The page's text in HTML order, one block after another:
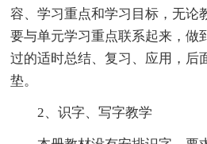
容、学习重点和学习目标，无论
要与单元学习重点联系起来，做
过的适时总结、复习、应用，后
垫。
2、识字、写字教学